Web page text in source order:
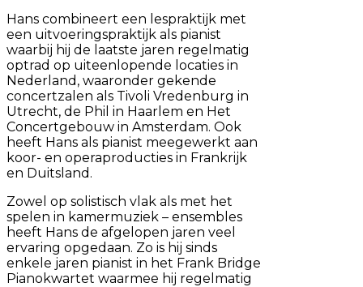
Hans combineert een lespraktijk met
een uitvoeringspraktijk als pianist
waarbij hij de laatste jaren regelmatig
optrad op uiteenlopende locaties in
Nederland, waaronder gekende
concertzalen als Tivoli Vredenburg in
Utrecht, de Phil in Haarlem en Het
Concertgebouw in Amsterdam. Ook
heeft Hans als pianist meegewerkt aan
koor- en operaproducties in Frankrijk
en Duitsland.
Zowel op solistisch vlak als met het
spelen in kamermuziek – ensembles
heeft Hans de afgelopen jaren veel
ervaring opgedaan. Zo is hij sinds
enkele jaren pianist in het Frank Bridge
Pianokwartet waarmee hij regelmatig